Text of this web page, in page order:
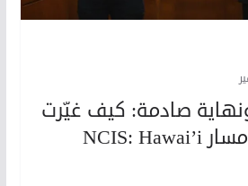
صادمة: كيف غيّرت
ثنائية “Kacy” مسار NCIS: Hawai’i